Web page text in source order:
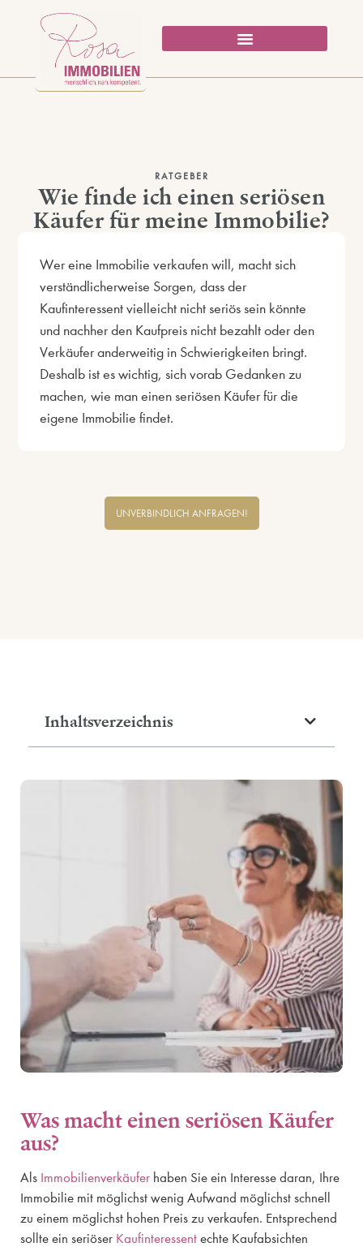
RATGEBER
Wie finde ich einen seriösen
Käufer für meine Immobilie?
Wer eine Immobilie verkaufen will, macht sich
verständlicherweise Sorgen, dass der
Kaufinteressent vielleicht nicht seriös sein könnte
und nachher den Kaufpreis nicht bezahlt oder den
Verkäufer anderweitig in Schwierigkeiten bringt.
Deshalb ist es wichtig, sich vorab Gedanken zu
machen, wie man einen seriösen Käufer für die
eigene Immobilie findet.
UNVERBINDLICH ANFRAGEN!
Was macht einen seriösen Käufer
aus?
Als Immobilienverkäufer haben Sie ein Interesse daran, Ihre
Immobilie mit möglichst wenig Aufwand möglichst schnell
zu einem möglichst hohen Preis zu verkaufen. Entsprechend
sollte ein seriöser Kaufinteressent echte Kaufabsichten
Inhaltsverzeichnis